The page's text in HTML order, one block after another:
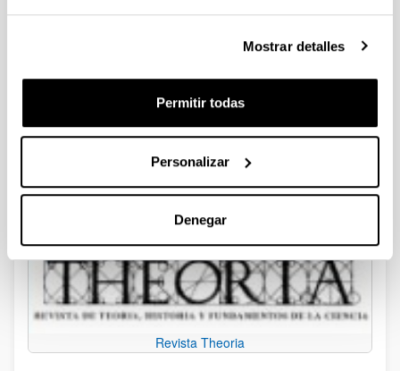
Mostrar detalles
Permitir todas
Personalizar
Denegar
La Cátedra Miguel Sánchez-Mazas es un espacio abierto
para la reflexión transdisciplinar sobre la ciencia, la
Revista Theoria